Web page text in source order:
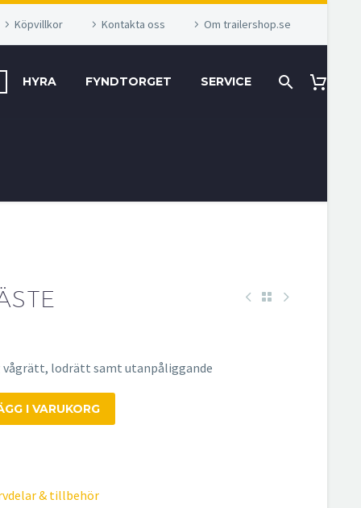
Köpvillkor Kontakta oss Om trailershop.se
HYRA FYNDTORGET SERVICE
lodrätt samt utanpåliggande
I VARUKORG
& tillbehör